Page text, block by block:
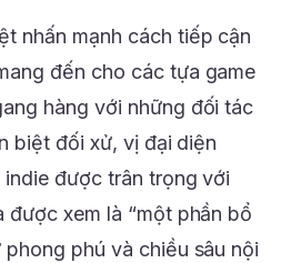
nhấn mạnh cách tiếp cận
đến cho các tựa game
hàng với những đối tác
biệt đối xử, vị đại diện
được trân trọng với
xem là “một phần bổ
phú và chiều sâu nội